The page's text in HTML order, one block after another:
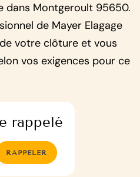
dans Montgeroult 95650.
de Mayer Elagage
votre clôture et vous
vos exigences pour ce
rappelé